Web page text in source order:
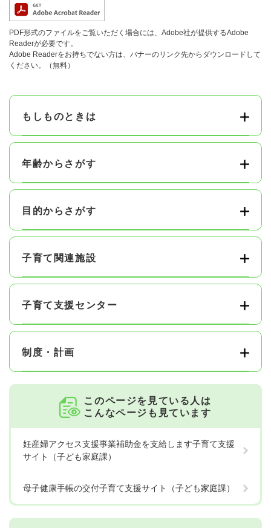
PDF形式のファイルをご覧いただく場合には、Adobe社が提供するAdobe
Readerが必要です。
Adobe Readerをお持ちでない方は、バナーのリンク先からダウンロードして
ください。（無料）
もしものときは
年齢からさがす
目的からさがす
子育て関連施設
子育て支援センター
制度・計画
このページを見ている人は
こんなページも見ています
妊産婦アクセス支援事業補助金を支給します子育て支援
サイト（子ども家庭課）
母子健康手帳の交付子育て支援サイト（子ども家庭課）